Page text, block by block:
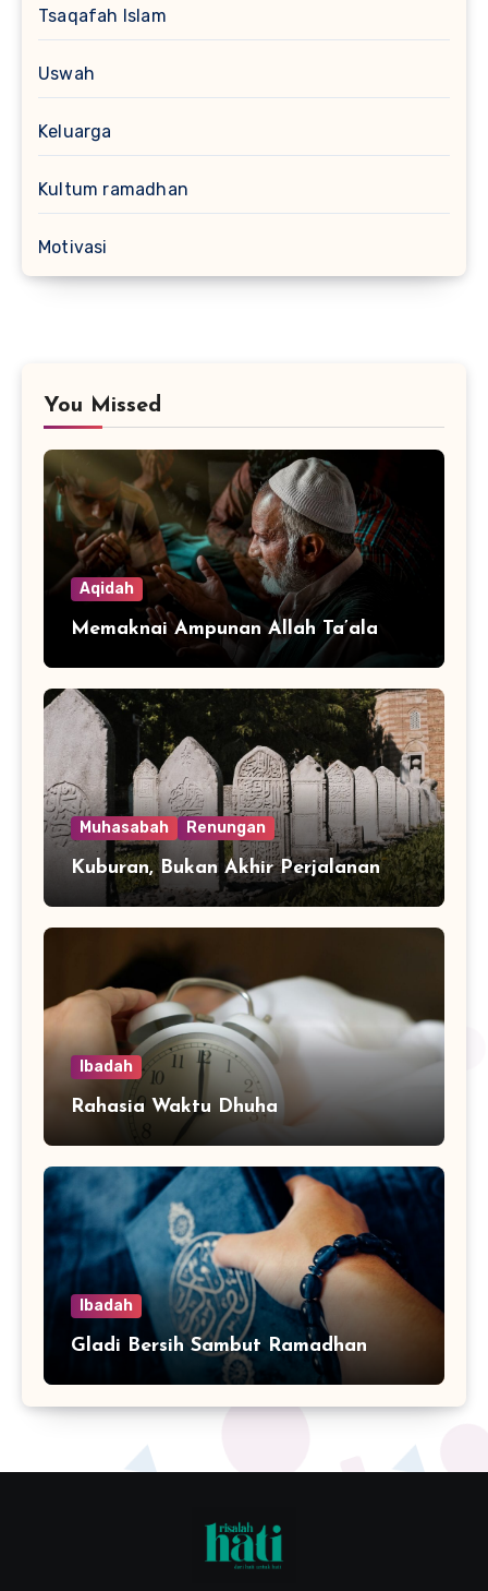
Tsaqafah Islam
Uswah
Keluarga
Kultum ramadhan
Motivasi
You Missed
Aqidah
Memaknai Ampunan Allah Ta’ala
Muhasabah Renungan
Kuburan, Bukan Akhir Perjalanan
Ibadah
Rahasia Waktu Dhuha
Ibadah
Gladi Bersih Sambut Ramadhan